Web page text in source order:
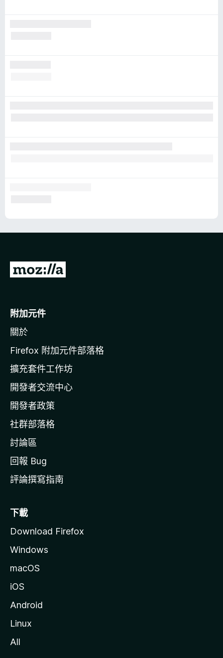
前
o
i
l
a
官
網
附加元件
關於
Firefox 附加元件部落格
擴充套件工作坊
開發者交流中心
開發者政策
社群部落格
討論區
回報 Bug
評論撰寫指南
下載
Download Firefox
Windows
macOS
iOS
Android
Linux
All